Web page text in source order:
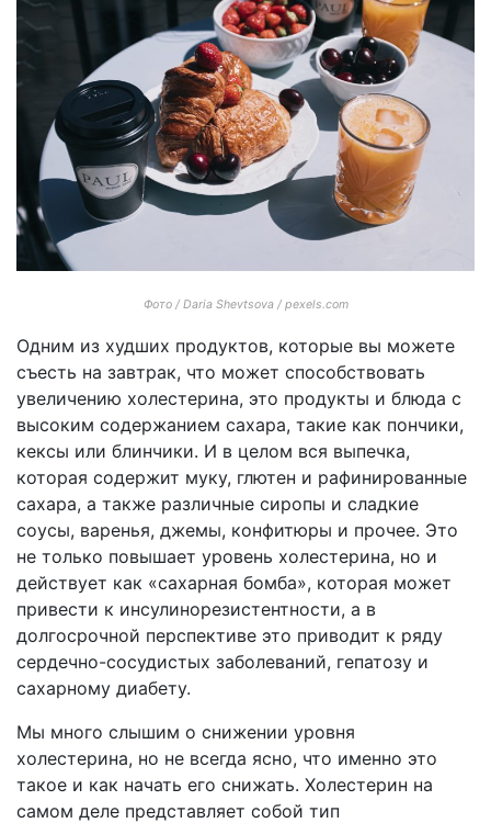
Фото / Daria Shevtsova / pexels.com
Одним из худших продуктов, которые вы можете
съесть на завтрак, что может способствовать
увеличению холестерина, это продукты и блюда с
высоким содержанием сахара, такие как пончики,
кексы или блинчики. И в целом вся выпечка,
которая содержит муку, глютен и рафинированные
сахара, а также различные сиропы и сладкие
соусы, варенья, джемы, конфитюры и прочее. Это
не только повышает уровень холестерина, но и
действует как «сахарная бомба», которая может
привести к инсулинорезистентности, а в
долгосрочной перспективе это приводит к ряду
сердечно-сосудистых заболеваний, гепатозу и
сахарному диабету.
Мы много слышим о снижении уровня
холестерина, но не всегда ясно, что именно это
такое и как начать его снижать. Холестерин на
самом деле представляет собой тип